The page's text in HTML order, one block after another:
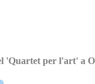
'Quartet per l'art' a